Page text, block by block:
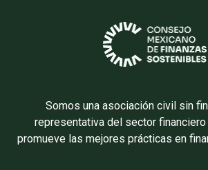
Somos una asociación civil sin
representativa del sector
promueve las mejores prácticas en